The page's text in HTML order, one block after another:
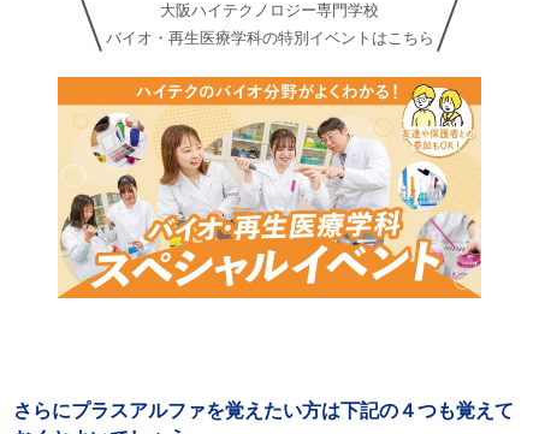
大阪ハイテクノロジー専門学校
バイオ・再生医療学科の特別イベントはこちら
さらにプラスアルファを覚えたい方は下記の４つも覚えて